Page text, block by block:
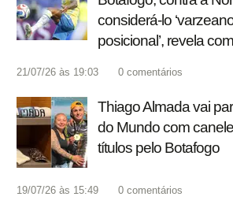
considerá-lo
posicional’, revela
21/07/26 às 19:03 0 comentários
Thiago Almada vai
do Mundo com
títulos pelo Botafogo
19/07/26 às 15:49 0 comentários